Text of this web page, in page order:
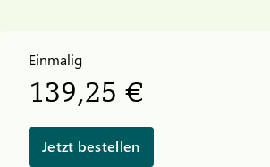
Einmalig
139,25 €
Jetzt bestellen